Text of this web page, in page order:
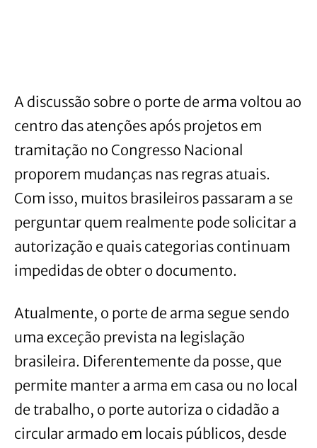
A discussão sobre o porte de arma voltou ao
centro das atenções após projetos em
tramitação no Congresso Nacional
proporem mudanças nas regras atuais.
Com isso, muitos brasileiros passaram a se
perguntar quem realmente pode solicitar a
autorização e quais categorias continuam
impedidas de obter o documento.
Atualmente, o porte de arma segue sendo
uma exceção prevista na legislação
brasileira. Diferentemente da posse, que
permite manter a arma em casa ou no local
de trabalho, o porte autoriza o cidadão a
circular armado em locais públicos, desde